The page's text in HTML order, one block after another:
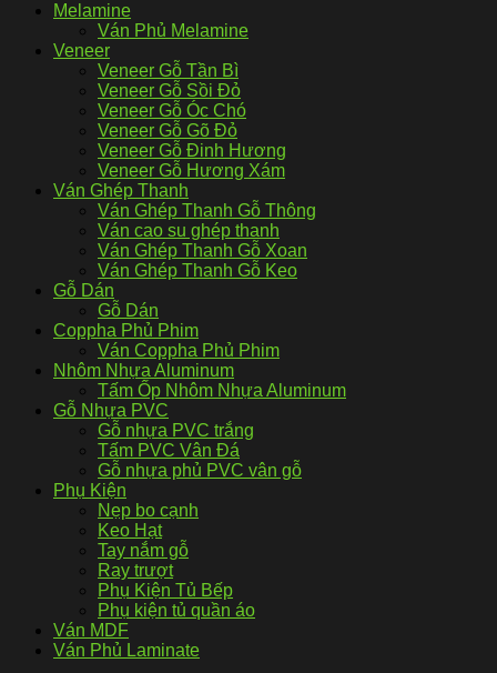
Melamine
Ván Phủ Melamine
Veneer
Veneer Gỗ Tần Bì
Veneer Gỗ Sồi Đỏ
Veneer Gỗ Óc Chó
Veneer Gỗ Gõ Đỏ
Veneer Gỗ Đinh Hương
Veneer Gỗ Hương Xám
Ván Ghép Thanh
Ván Ghép Thanh Gỗ Thông
Ván cao su ghép thanh
Ván Ghép Thanh Gỗ Xoan
Ván Ghép Thanh Gỗ Keo
Gỗ Dán
Gỗ Dán
Coppha Phủ Phim
Ván Coppha Phủ Phim
Nhôm Nhựa Aluminum
Tấm Ốp Nhôm Nhựa Aluminum
Gỗ Nhựa PVC
Gỗ nhựa PVC trắng
Tấm PVC Vân Đá
Gỗ nhựa phủ PVC vân gỗ
Phụ Kiện
Nẹp bo cạnh
Keo Hạt
Tay nắm gỗ
Ray trượt
Phụ Kiện Tủ Bếp
Phụ kiện tủ quần áo
Ván MDF
Ván Phủ Laminate